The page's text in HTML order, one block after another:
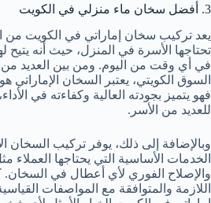
3. أفضل سخان ماء منزلي في الكويت
يعد تركيب سخان إماراتي في الكويت من
تحتاجها الأسرة في المنزل، حيث أنه يتيح
في أي وقت من اليوم. ومن بين العديد من
السوق الكويتي، يعتبر السخان الإماراتي
فهو يتميز بجودته العالية وكفاءته في
للعديد من الأسر.
وبالإضافة إلى ذلك، يوفر تركيب السخان
الخدمات الأساسية التي يحتاجها العملاء
والإصلاح الفوري لأي أعطال في السخان.
اللازمة والمتوافقة مع المواصفات